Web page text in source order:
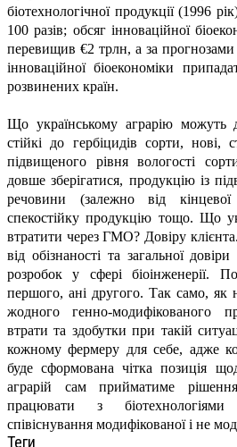
біотехнологічної продукції (1996
100 разів; обсяг інноваційної
перевищив €2 трлн, а за
інноваційної біоекономіки
розвинених країн.
Що українському аграрію можуть
стійкі до гербіцидів сорти, нові,
підвищеного рівня вологості
довше зберігатися, продукцію із
речовини (залежно від
спекостійку продукцію тощо. Що
втратити через ГМО? Довіру
від обізнаності та загальної
розробок у сфері біоінженерії.
першого, ані другого. Так само, як
жодного генно-модифікованого
втрати та здобутки при такій
кожному фермеру для себе, адже
буде сформована чітка позиція
аграрій сам прийматиме
працювати з
співіснування модифікованої і не
Теги